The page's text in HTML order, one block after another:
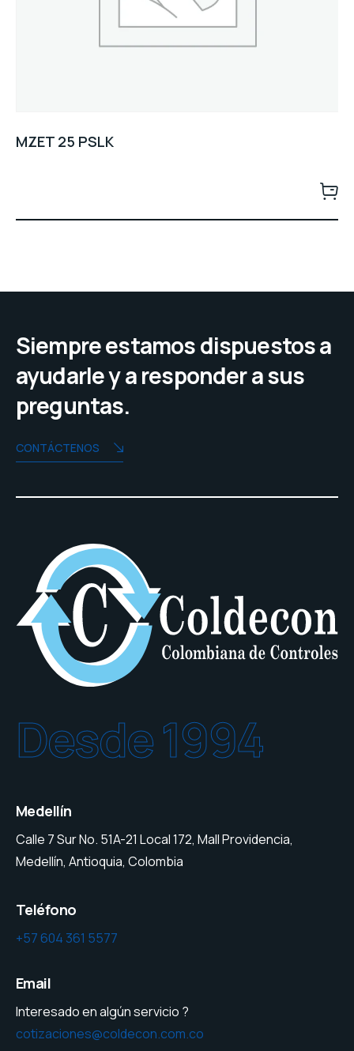
MZET 25 PSLK
Siempre estamos dispuestos a
ayudarle y a responder a sus
preguntas.
CONTÁCTENOS
Desde 1994
Medellín
Calle 7 Sur No. 51A-21 Local 172, Mall Providencia,
Medellín, Antioquia, Colombia
Teléfono
+57 604 361 5577
Email
Interesado en algún servicio ?
cotizaciones@coldecon.com.co